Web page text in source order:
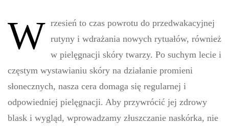
W rzesień to czas powrotu do przedwakacyjnej
rutyny i wdrażania nowych rytuałów, również
w pielęgnacji skóry twarzy. Po suchym lecie i
częstym wystawianiu skóry na działanie promieni
słonecznych, nasza cera domaga się regularnej i
odpowiedniej pielęgnacji. Aby przywrócić jej zdrowy
blask i wygląd, wprowadzamy złuszczanie naskórka, nie